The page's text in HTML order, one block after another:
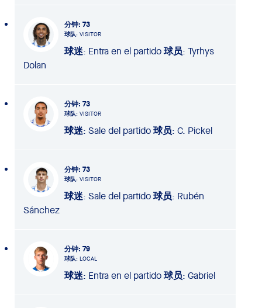
分钟: 73
球队: VISITOR
球迷: Entra en el partido球员: Tyrhys
Dolan
分钟: 73
球队: VISITOR
球迷: Sale del partido球员: C. Pickel
分钟: 73
球队: VISITOR
球迷: Sale del partido球员: Rubén
Sánchez
分钟: 79
球队: LOCAL
球迷: Entra en el partido球员: Gabriel